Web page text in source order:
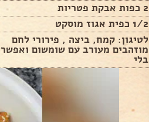
2 כפות אבקת פטריות
1/2 כפית אגוז מוסקט
לטיגון: קמח, ביצה , פירורי לחם
מוזהבים מעורב עם שומשום ואפשר
בלי